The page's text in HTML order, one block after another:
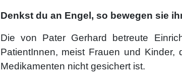
Denkst du an Engel, so bewegen sie
Die von Pater Gerhard betreute
PatientInnen, meist Frauen und Kinder,
Medikamenten nicht gesichert ist.